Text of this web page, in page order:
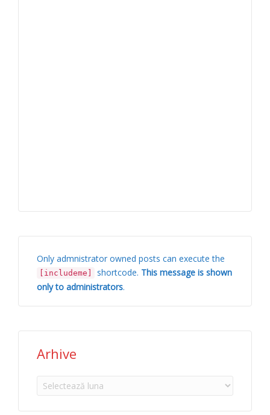
Only admnistrator owned posts can execute the
[includeme] shortcode. This message is shown
only to administrators.
Arhive
Arhive